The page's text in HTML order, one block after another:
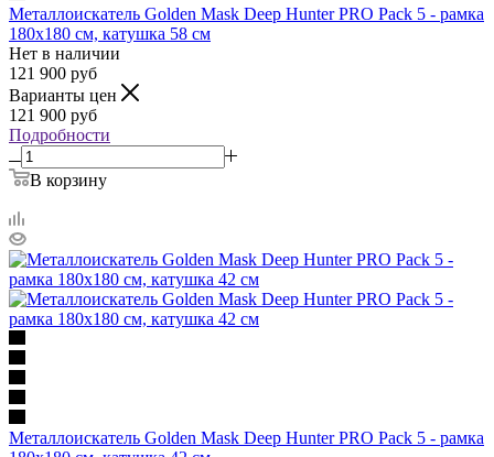
Металлоискатель Golden Mask Deep Hunter PRO Pack 5 - рамка
180х180 см, катушка 58 см
Нет в наличии
121 900 руб
Варианты цен
121 900 руб
Подробности
В корзину
Металлоискатель Golden Mask Deep Hunter PRO Pack 5 - рамка